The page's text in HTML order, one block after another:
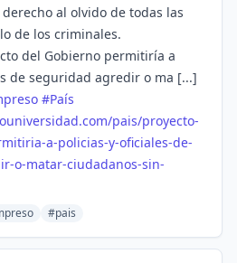
al olvido de todas las
de los criminales.
del Gobierno permitiría a
de seguridad agredir o ma [...]
#País
pais/proyecto-
a-policias-y-oficiales-de-
o-matar-ciudadanos-sin-
#pais